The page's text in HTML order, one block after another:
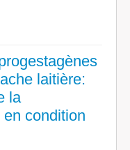
laitière:
la
condition